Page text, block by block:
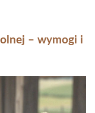
– wymogi i